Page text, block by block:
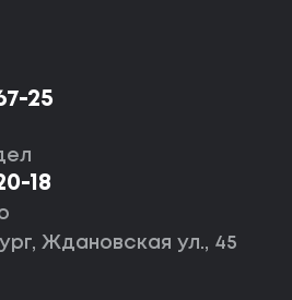
25
18
Ждановская ул., 45